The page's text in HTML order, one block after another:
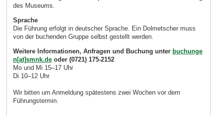
des Museums.
Sprache
Die Führung erfolgt in deutscher Sprache. Ein Dolmetscher muss
von der buchenden Gruppe selbst gestellt werden.
Weitere Informationen, Anfragen und Buchung unter buchunge
n[at]smnk.deoder (0721) 175-2152
Mo und Mi 15–17 Uhr
Di 10–12 Uhr
Wir bitten um Anmeldung spätestens zwei Wochen vor dem
Führungstermin.